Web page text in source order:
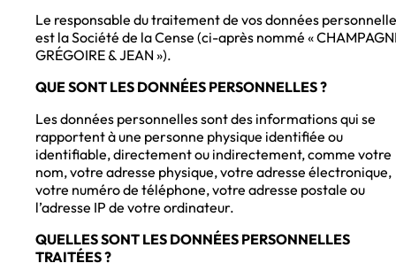
Le responsable du traitement de vos données
est la Société de la Cense (ci-après nommé «
GRÉGOIRE & JEAN »).
QUE SONT LES DONNÉES PERSONNELLES ?
Les données personnelles sont des informations qui se
rapportent à une personne physique identifiée ou
identifiable, directement ou indirectement, comme votre
nom, votre adresse physique, votre adresse électronique,
votre numéro de téléphone, votre adresse postale ou
l’adresse IP de votre ordinateur.
QUELLES SONT LES DONNÉES PERSONNELLES
TRAITÉES ?